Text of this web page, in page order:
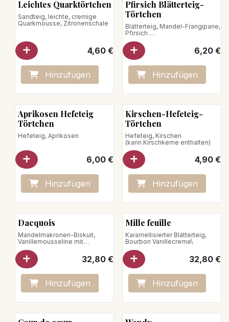
Leichtes Quarktörtchen
Sandteig, leichte, cremige
Quarkmousse, Zitronenschale
4,60€
Hinzufügen
Neu!
Pfirsich Blätterteig-
Törtchen
Blätterteig, Mandel-Frangipane,
Pfirsich
6,20€
Hinzufügen
Aprikosen Hefeteig
Törtchen
Hefeteig, Aprikosen
6,00€
Hinzufügen
Kirschen-Hefeteig-
Törtchen
Hefeteig, Kirschen
(kann Kirschkerne enthalten)
4,90€
Hinzufügen
Dacquois
Mandelmakronen-Biskuit,
Vanillemousseline mit
Nougatinesplittern
32,80€
Hinzufügen
Mille feuille
Karamellisierter Blätterteig,
Bourbon Vanillecreme\
32,80€
Hinzufügen